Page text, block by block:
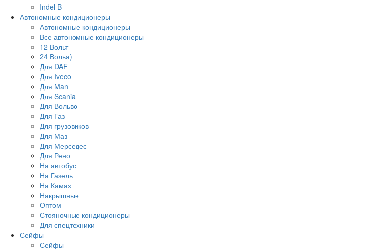
Indel B
Автономные кондиционеры
Автономные кондиционеры
Все автономные кондиционеры
12 Вольт
24 Вольа)
Для DAF
Для Iveco
Для Man
Для Scania
Для Вольво
Для Газ
Для грузовиков
Для Маз
Для Мерседес
Для Рено
На автобус
На Газель
На Камаз
Накрышные
Оптом
Стояночные кондиционеры
Для спецтехники
Сейфы
Сейфы